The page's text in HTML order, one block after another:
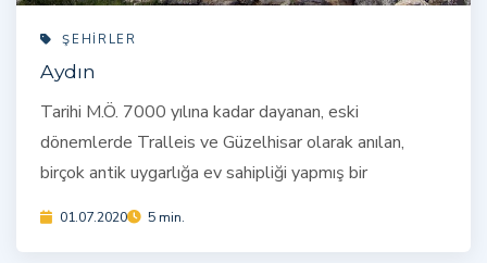
ŞEHIRLER
Aydın
Tarihi M.Ö. 7000 yılına kadar dayanan, eski
dönemlerde Tralleis ve Güzelhisar olarak anılan,
birçok antik uygarlığa ev sahipliği yapmış bir
01.07.2020 5 min.